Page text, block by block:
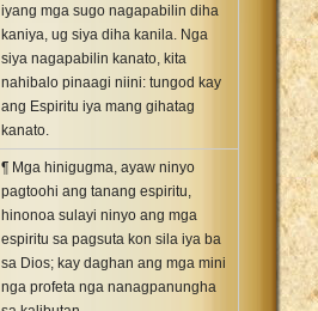
iyang mga sugo nagapabilin diha
kaniya, ug siya diha kanila. Nga
siya nagapabilin kanato, kita
nahibalo pinaagi niini: tungod kay
ang Espiritu iya mang gihatag
kanato.
¶ Mga hinigugma, ayaw ninyo
pagtoohi ang tanang espiritu,
hinonoa sulayi ninyo ang mga
espiritu sa pagsuta kon sila iya ba
sa Dios; kay daghan ang mga mini
nga profeta nga nanagpanungha